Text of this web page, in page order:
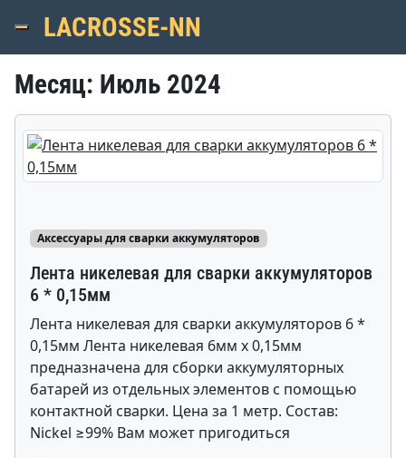
MenuLACROSSE-NN
Месяц: Июль 2024
Аксессуары для сварки аккумуляторов
Лента никелевая для сварки аккумуляторов
6 * 0,15мм
Лента никелевая для сварки аккумуляторов 6 *
0,15мм Лента никелевая 6мм х 0,15мм
предназначена для сборки аккумуляторных
батарей из отдельных элементов с помощью
контактной сварки. Цена за 1 метр. Состав:
Nickel ≥99% Вам может пригодиться